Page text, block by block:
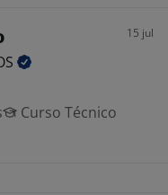
15 jul
Curso Técnico